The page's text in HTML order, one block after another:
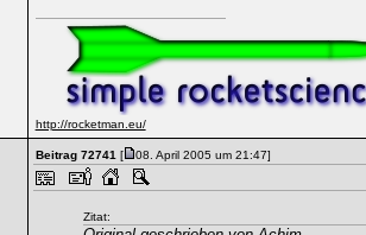
http://rocketman.eu/
Beitrag 72741[
08. April 2005 um 21:47]
Zitat: